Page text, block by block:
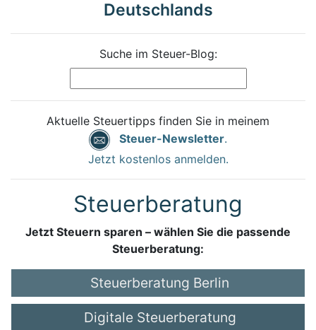
Deutschlands
Suche im Steuer-Blog:
Aktuelle Steuertipps finden Sie in meinem
Steuer-Newsletter.
Jetzt kostenlos anmelden.
Steuerberatung
Jetzt Steuern sparen – wählen Sie die passende
Steuerberatung:
Steuerberatung Berlin
Digitale Steuerberatung